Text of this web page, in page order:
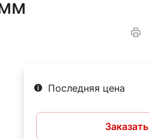
Последняя цена
Заказать